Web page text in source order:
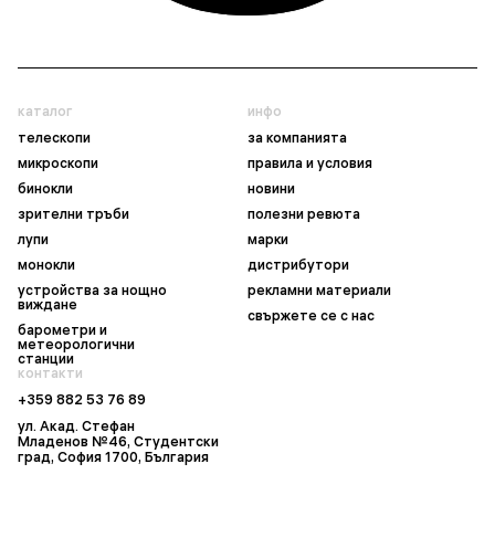
каталог
телескопи
микроскопи
бинокли
зрителни тръби
лупи
монокли
устройства за нощно
виждане
барометри и
метеорологични
станции
инфо
за компанията
правила и условия
новини
полезни ревюта
марки
дистрибутори
рекламни материали
свържете се с нас
контакти
+359 882 53 76 89
ул. Акад. Стефан
Младенов №46, Студентски
град, София 1700, България